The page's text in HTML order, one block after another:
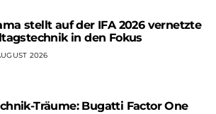
stellt auf der IFA 2026 vernetzte
in den Fokus
2026
Träume: Bugatti Factor One